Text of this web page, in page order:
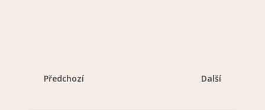
Předchozí Další